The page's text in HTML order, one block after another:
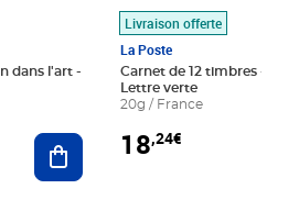
dans l'art -
Ajouter au panier
Livraison offerte
La Poste
Carnet de 12 timbres - Le
Lettre verte
20g / France
18,24€